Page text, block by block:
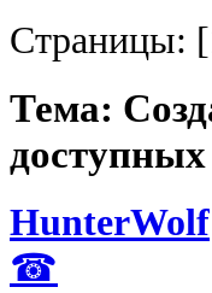
Страницы: [
Тема:
HunterWolf
☎